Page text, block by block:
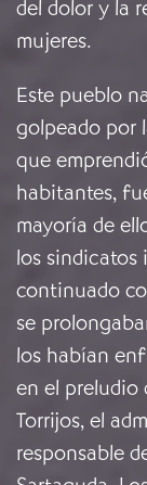
del dolor y la
mujeres.
Este pueblo
golpeado por
que
habitantes,
mayoría de
los sindicatos
continuado
se
los habían
en el preludio
Torrijos, el
responsable